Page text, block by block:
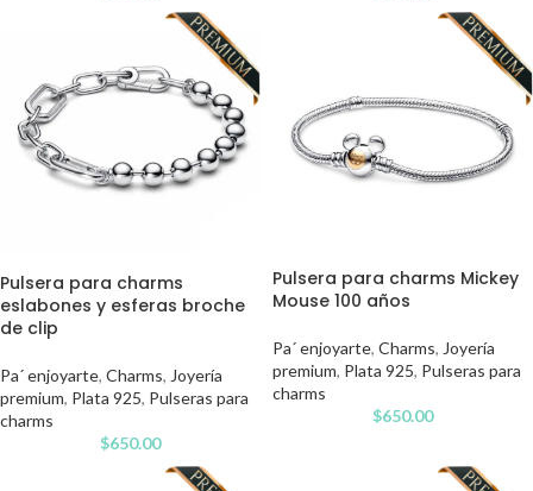
Pulsera para charms
eslabones y esferas broche
de clip
Pa´ enjoyarte, Charms, Joyería
premium, Plata 925, Pulseras para
charms
$650.00
Pulsera para charms Mickey
Mouse 100 años
Pa´ enjoyarte, Charms, Joyería
premium, Plata 925, Pulseras para
charms
$650.00